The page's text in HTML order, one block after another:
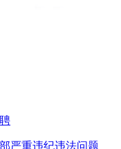
严重违纪违法问题